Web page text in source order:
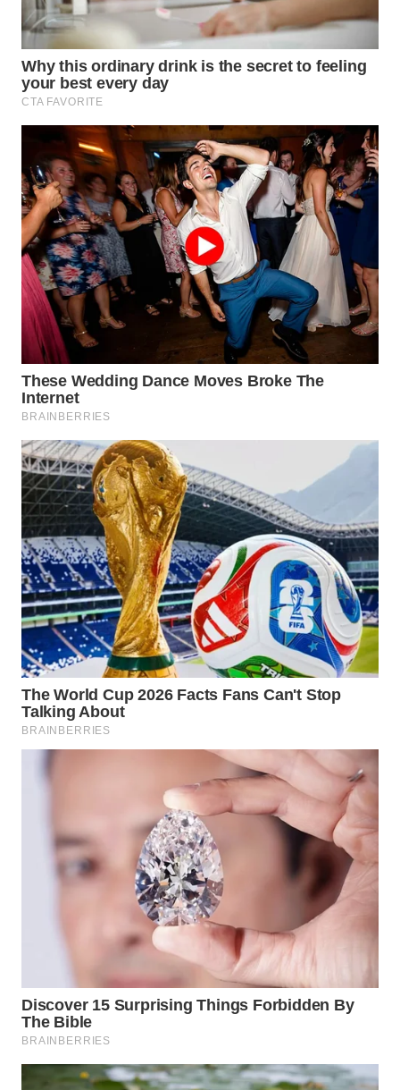
SERDANG
WN
TEBING
TINGGI
WN
PAKPAK
WN
KARAWANG
WN
BEKASI
WN
BOGOR
WN
DEPOK
WN
TAPANULI
UTARA
WN
SAMOSIR
WN
PADANG
LAWAS
WN
SUMEDANG
WN
WN
KEPULAUAN
SERIBU
TANGERANG
WN
BINJAI
CIREBON